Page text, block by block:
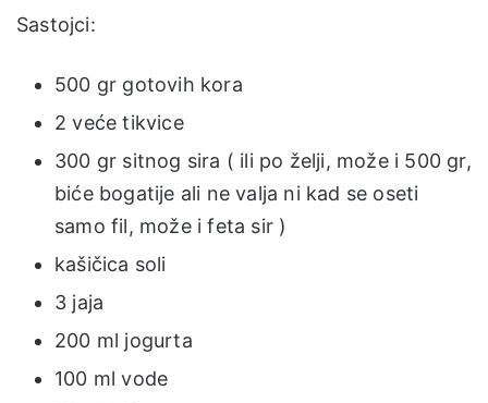
Sastojci:
500 gr gotovih kora
2 veće tikvice
300 gr sitnog sira ( ili po želji, može i 500 gr,
biće bogatije ali ne valja ni kad se oseti
samo fil, može i feta sir )
kašičica soli
3 jaja
200 ml jogurta
100 ml vode